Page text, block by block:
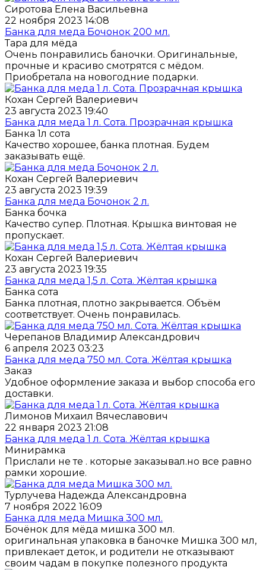
Сиротова Елена Васильевна
22 ноября 2023 14:08
Банка для меда Бочонок 200 мл.
Тара для мёда
Очень понравились баночки. Оригинальные,
прочные и красиво смотрятся с мëдом.
Приобретала на новогодние подарки.
Кохан Сергей Валериевич
23 августа 2023 19:40
Банка для меда 1 л. Cота. Прозрачная крышка
Банка 1л сота
Качество хорошее, банка плотная. Будем
заказывать ещё.
Кохан Сергей Валериевич
23 августа 2023 19:39
Банка для меда Бочонок 2 л.
Банка бочка
Качество супер. Плотная. Крышка винтовая не
пропускает.
Кохан Сергей Валериевич
23 августа 2023 19:35
Банка для меда 1,5 л. Cота. Жёлтая крышка
Банка сота
Банка плотная, плотно закрывается. Объём
соответствует. Очень понравилась.
Черепанов Владимир Александрович
6 апреля 2023 03:23
Банка для меда 750 мл. Сота. Жёлтая крышка
Заказ
Удобное оформление заказа и выбор способа его
доставки.
Лимонов Михаил Вячеславович
22 января 2023 21:08
Банка для меда 1 л. Cота. Жёлтая крышка
Минирамка
Прислали не те . которые заказывал.но все равно
рамки хорошие.
Турлучева Надежда Александровна
7 ноября 2022 16:09
Банка для меда Мишка 300 мл.
Бочёнок для мёда мишка 300 мл.
оригинальная упаковка в баночке Мишка 300 мл,
привлекает деток, и родители не отказывают
своим чадам в покупке полезного продукта